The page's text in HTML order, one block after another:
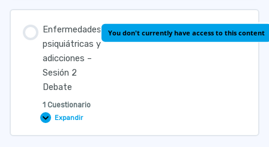
Enfermedades
psiquiátricas y
adicciones –
Sesión 2
Debate
1 Cuestionario
You don't currently have access to this content
Expandir
Enfermedades
y